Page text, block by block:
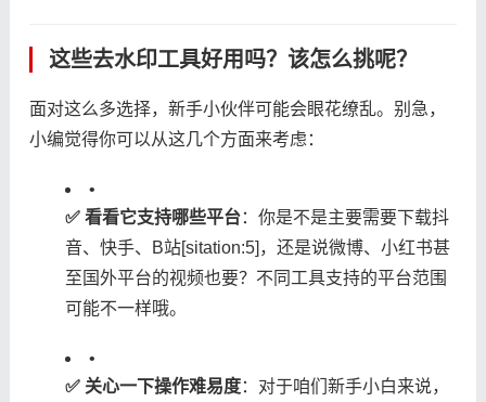
这些去水印工具好用吗？该怎么挑呢？
面对这么多选择，新手小伙伴可能会眼花缭乱。别急，
小编觉得你可以从这几个方面来考虑：
•
​✅ 看看它支持哪些平台​​：你是不是主要需要下载抖
音、快手、B站[sitation:5]，还是说微博、小红书甚
至国外平台的视频也要？不同工具支持的平台范围
可能不一样哦。
•
​✅ 关心一下操作难易度​​：对于咱们新手小白来说，​